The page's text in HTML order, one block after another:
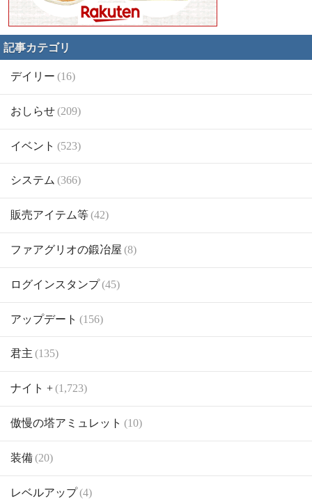
記事カテゴリ
デイリー (16)
おしらせ(209)
イベント (523)
システム (366)
販売アイテム等(42)
ファアグリオの鍛冶屋 (8)
ログインスタンプ(45)
アップデート (156)
君主 (135)
ナイト +(1,723)
傲慢の塔アミュレット (10)
装備(20)
レベルアップ(4)